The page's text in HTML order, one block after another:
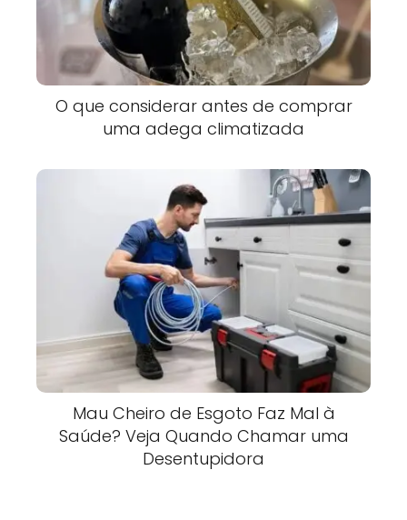
O que considerar antes de comprar
uma adega climatizada
Mau Cheiro de Esgoto Faz Mal à
Saúde? Veja Quando Chamar uma
Desentupidora